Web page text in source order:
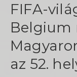
FIFA-
Belgium
az 52.